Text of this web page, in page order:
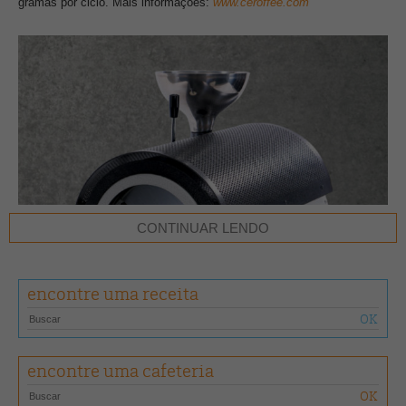
CONTINUAR LENDO
encontre uma receita
encontre uma cafeteria